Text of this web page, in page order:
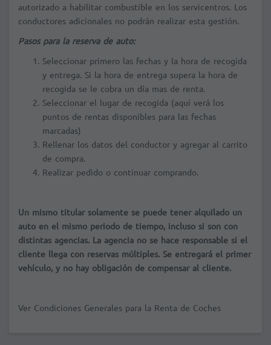
autorizado a habilitar combustible en los servicentros. Los
conductores adicionales no podrán realizar esta gestión.
Pasos para la reserva de auto:
Seleccionar primero las fechas y la hora de recogida
y entrega. Si la hora de entrega supera la hora de
recogida se le cobra un día mas de renta.
Seleccionar el lugar de recogida (aquí verá los
puntos de rentas disponibles para las fechas
marcadas)
Rellenar los datos del conductor y agregar al carrito
de compra.
Realizar pedido o continuar comprando.
Un mismo titular solamente se puede tener alquilado un
auto en el mismo periodo de tiempo, incluso si son con
distintas agencias. La agencia no se hace responsable si el
cliente llega con reservas múltiples. Se entregará el primer
vehículo, y no hay obligación de compensar al cliente.
Ver Condiciones Generales para la Renta de Coches